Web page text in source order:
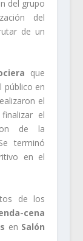
del grupo
del
de un
que
público en
el
el
de la
terminó
en el
de los
cena
en Salón